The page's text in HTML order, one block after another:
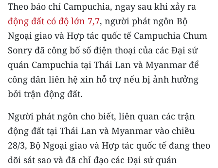
TRI THỨC CHUYÊN SÂU
54 DÂN TỘC VIỆT NAM
CHƯƠNG TRÌNH OCOP - MỖI XÃ
MỘT SẢN PHẨM
RADIO
MEDIA CENTER
E-Magazine
Theo báo chí Campuchia, ngay sau khi xảy ra
động đất có độ lớn 7,7, người phát ngôn Bộ
Ngoại giao và Hợp tác quốc tế Campuchia Chum
Sonry đã công bố số điện thoại của các Đại sứ
quán Campuchia tại Thái Lan và Myanmar để
công dân liên hệ xin hỗ trợ nếu bị ảnh hưởng
bởi trận động đất.
Người phát ngôn cho biết, liên quan các trận
động đất tại Thái Lan và Myanmar vào chiều
28/3, Bộ Ngoại giao và Hợp tác quốc tế đang theo
dõi sát sao và đã chỉ đạo các Đại sứ quán